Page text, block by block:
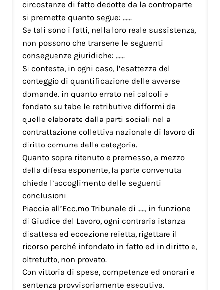
circostanze di fatto dedotte dalla controparte,
si premette quanto segue: ……
Se tali sono i fatti, nella loro reale sussistenza,
non possono che trarsene le seguenti
conseguenze giuridiche: ……
Si contesta, in ogni caso, l’esattezza del
conteggio di quantificazione delle avverse
domande, in quanto errato nei calcoli e
fondato su tabelle retributive difformi da
quelle elaborate dalla parti sociali nella
contrattazione collettiva nazionale di lavoro di
diritto comune della categoria.
Quanto sopra ritenuto e premesso, a mezzo
della difesa esponente, la parte convenuta
chiede l’accoglimento delle seguenti
conclusioni
Piaccia all’Ecc.mo Tribunale di ….., in funzione
di Giudice del Lavoro, ogni contraria istanza
disattesa ed eccezione reietta, rigettare il
ricorso perché infondato in fatto ed in diritto e,
oltretutto, non provato.
Con vittoria di spese, competenze ed onorari e
sentenza provvisoriamente esecutiva.